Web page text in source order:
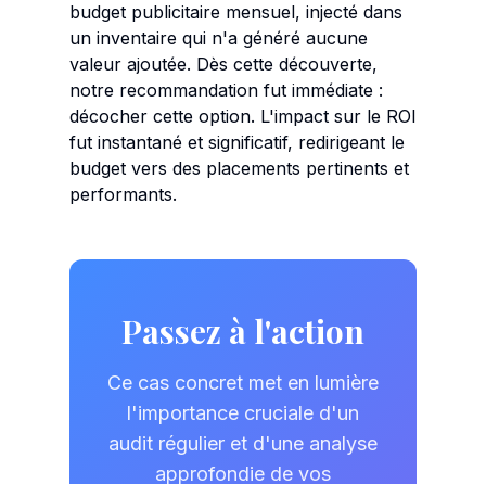
budget publicitaire mensuel, injecté dans
un inventaire qui n'a généré aucune
valeur ajoutée. Dès cette découverte,
notre recommandation fut immédiate :
décocher cette option. L'impact sur le ROI
fut instantané et significatif, redirigeant le
budget vers des placements pertinents et
performants.
Passez à l'action
Ce cas concret met en lumière
l'importance cruciale d'un
audit régulier et d'une analyse
approfondie de vos